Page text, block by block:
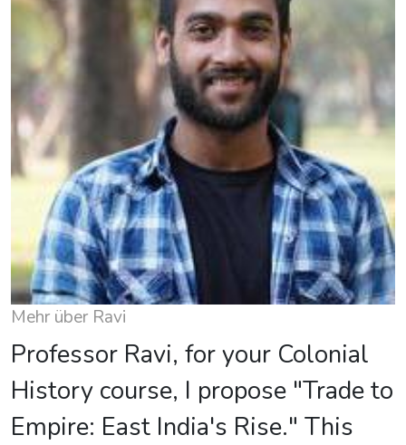
Mehr über Ravi
Professor Ravi, for your Colonial
History course, I propose "Trade to
Empire: East India's Rise." This